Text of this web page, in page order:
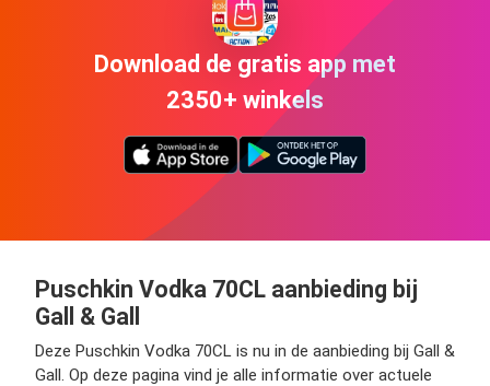
Download de gratis app met
2350+ winkels
Puschkin Vodka 70CL aanbieding bij
Gall & Gall
Deze Puschkin Vodka 70CL is nu in de aanbieding bij Gall &
Gall. Op deze pagina vind je alle informatie over actuele